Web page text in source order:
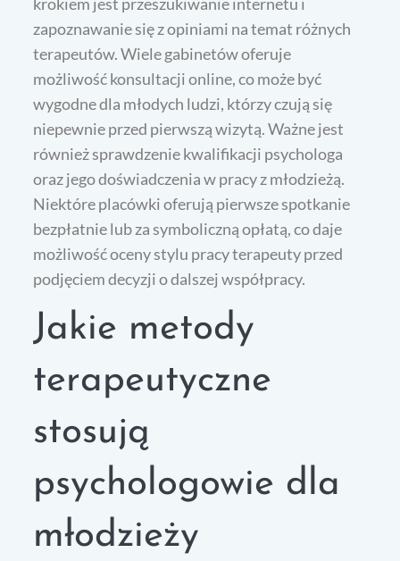
zapoznawanie się z opiniami na temat różnych
terapeutów. Wiele gabinetów oferuje
możliwość konsultacji online, co może być
wygodne dla młodych ludzi, którzy czują się
niepewnie przed pierwszą wizytą. Ważne jest
również sprawdzenie kwalifikacji psychologa
oraz jego doświadczenia w pracy z młodzieżą.
Niektóre placówki oferują pierwsze spotkanie
bezpłatnie lub za symboliczną opłatą, co daje
możliwość oceny stylu pracy terapeuty przed
podjęciem decyzji o dalszej współpracy.
Jakie metody
terapeutyczne
stosują
psychologowie dla
młodzieży